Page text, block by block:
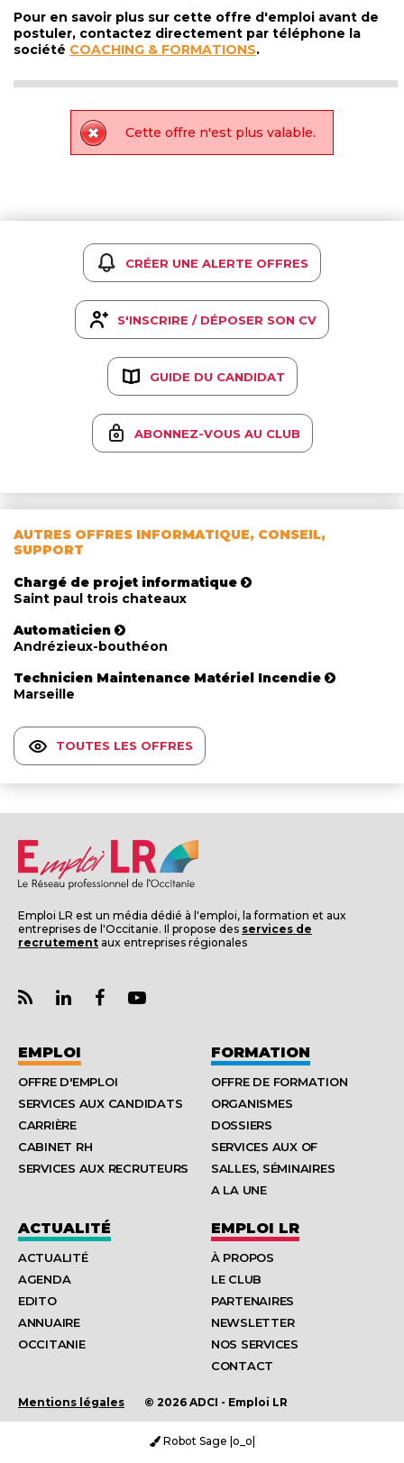
Pour en savoir plus sur cette offre d'emploi avant de
postuler, contactez directement par téléphone la
société COACHING & FORMATIONS.
Cette offre n'est plus valable.
CRÉER UNE ALERTE OFFRES
S'INSCRIRE / DÉPOSER SON CV
GUIDE DU CANDIDAT
ABONNEZ-VOUS AU CLUB
AUTRES OFFRES INFORMATIQUE, CONSEIL,
SUPPORT
Chargé de projet informatique
Saint paul trois chateaux
Automaticien
Andrézieux-bouthéon
Technicien Maintenance Matériel Incendie
Marseille
TOUTES LES OFFRES
Emploi LR est un média dédié à l'emploi, la formation et aux
entreprises de l'Occitanie. Il propose des services de
recrutement aux entreprises régionales
EMPLOI
OFFRE D'EMPLOI
SERVICES AUX CANDIDATS
CARRIÈRE
CABINET RH
SERVICES AUX RECRUTEURS
FORMATION
OFFRE DE FORMATION
ORGANISMES
DOSSIERS
SERVICES AUX OF
SALLES, SÉMINAIRES
A LA UNE
ACTUALITÉ
ACTUALITÉ
AGENDA
EDITO
ANNUAIRE
OCCITANIE
EMPLOI LR
À PROPOS
LE CLUB
PARTENAIRES
NEWSLETTER
NOS SERVICES
CONTACT
Mentions légales © 2026 ADCI - Emploi LR
Robot Sage |o_o|